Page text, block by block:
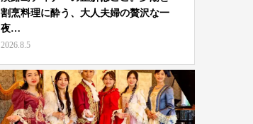
割烹料理に酔う、大人夫婦の贅沢な一
夜…
2026.8.5